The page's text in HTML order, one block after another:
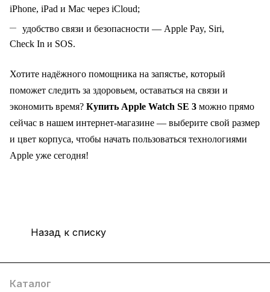
iPhone, iPad и Mac через iCloud;
удобство связи и безопасности — Apple Pay, Siri,
Check In и SOS.
Хотите надёжного помощника на запястье, который
поможет следить за здоровьем, оставаться на связи и
экономить время? Купить Apple Watch SE 3 можно прямо
сейчас в нашем интернет‑магазине — выберите свой размер
и цвет корпуса, чтобы начать пользоваться технологиями
Apple уже сегодня!
Назад к списку
Каталог